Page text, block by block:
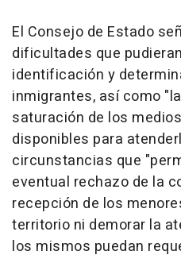
El Consejo de Estado
dificultades que
identificación y
inmigrantes, así como
saturación de los
disponibles para
circunstancias que
eventual rechazo de la
recepción de los
territorio ni demorar la
los mismos puedan